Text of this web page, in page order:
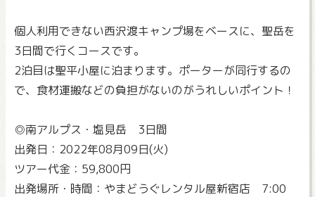
個人利用できない西沢渡キャンプ場をベースに、聖岳を
3日間で行くコースです。
2泊目は聖平小屋に泊まります。ポーターが同行するの
で、食材運搬などの負担がないのがうれしいポイント！
◎南アルプス・塩見岳 3日間
出発日：2022年08月09日(火)
ツアー代金：59,800円
出発場所・時間：やまどうぐレンタル屋新宿店 7:00